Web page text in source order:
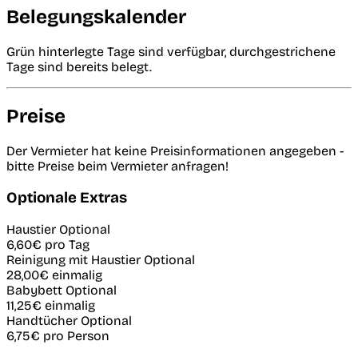
Belegungskalender
Grün hinterlegte Tage sind verfügbar, durchgestrichene
Tage sind bereits belegt.
Preise
Der Vermieter hat keine Preisinformationen angegeben -
bitte Preise beim Vermieter anfragen!
Optionale Extras
Haustier Optional
6,60€ pro Tag
Reinigung mit Haustier Optional
28,00€ einmalig
Babybett Optional
11,25€ einmalig
Handtücher Optional
6,75€ pro Person